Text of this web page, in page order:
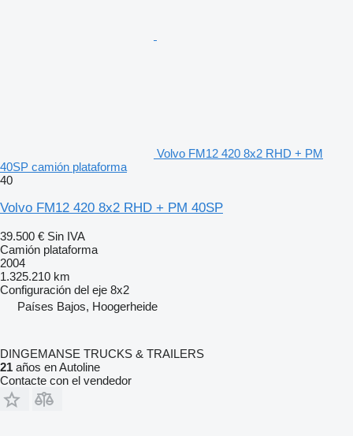
Volvo FM12 420 8x2 RHD + PM
40SP camión plataforma
40
Volvo FM12 420 8x2 RHD + PM 40SP
39.500 € Sin IVA
Camión plataforma
2004
1.325.210 km
Configuración del eje 8x2
Países Bajos, Hoogerheide
DINGEMANSE TRUCKS & TRAILERS
21 años en Autoline
Contacte con el vendedor